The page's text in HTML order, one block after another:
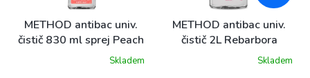
d
u
METHOD antibac univ.
čistič 830 ml sprej Peach
Skladem
METHOD antibac univ.
čistič 2L Rebarbora
Skladem